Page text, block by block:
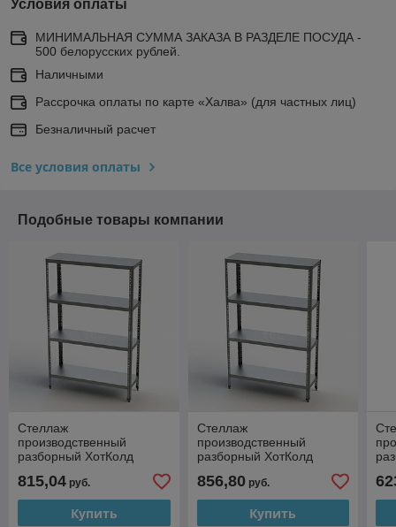
Условия оплаты
МИНИМАЛЬНАЯ СУММА ЗАКАЗА В РАЗДЕЛЕ ПОСУДА -
500 белорусских рублей.
Наличными
Рассрочка оплаты по карте «Халва» (для частных лиц)
Безналичный расчет
Все условия оплаты
Подобные товары компании
Стеллаж
производственный
разборный ХотКолд
1400×400×1600
815,04 руб.
Купить
Стеллаж
производственный
разборный ХотКолд
1500×400×1600
856,80руб.
Купить